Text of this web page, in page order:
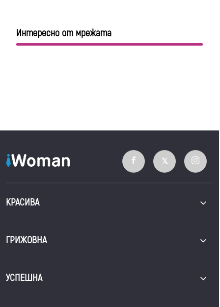
Интересно от мрежата
КРАСИВА
ГРИЖОВНА
УСПЕШНА